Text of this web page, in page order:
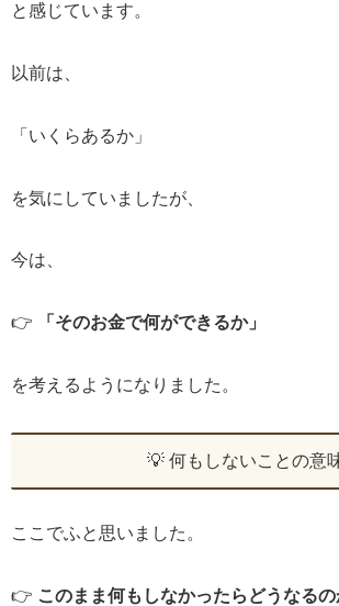
と感じています。
以前は、
「いくらあるか」
を気にしていましたが、
今は、
👉 「そのお金で何ができるか」
を考えるようになりました。
💡 何もしないことの意
ここでふと思いました。
👉 このまま何もしなかったらどうなるの